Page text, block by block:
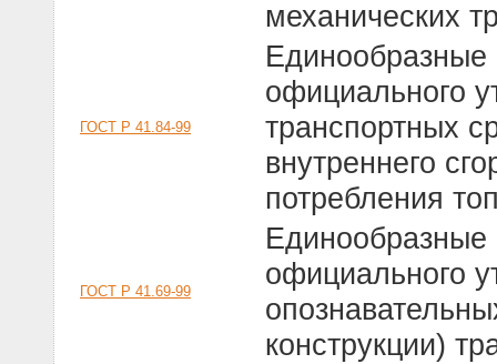
механических
ГОСТ Р 41.84-99
официального
транспортных
внутреннего
потребления
ГОСТ Р 41.69-99
официального
конструкции)